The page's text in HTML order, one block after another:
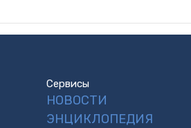
Сервисы
НОВОСТИ
ЭНЦИКЛОПЕДИЯ